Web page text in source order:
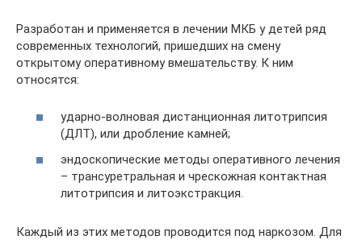
Разработан и применяется в лечении МКБ у детей ряд
современных технологий, пришедших на смену
открытому оперативному вмешательству. К ним
относятся:
ударно-волновая дистанционная литотрипсия
(ДЛТ), или дробление камней;
эндоскопические методы оперативного лечения
– трансуретральная и чрескожная контактная
литотрипсия и литоэкстракция.
Каждый из этих методов проводится под наркозом. Для